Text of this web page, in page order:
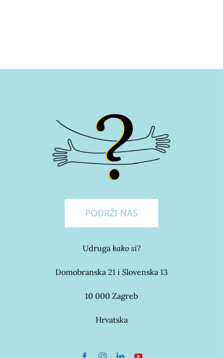
PODRŽI NAS
Udruga kako si?
Domobranska 21 i Slovenska 13
10 000 Zagreb
Hrvatska